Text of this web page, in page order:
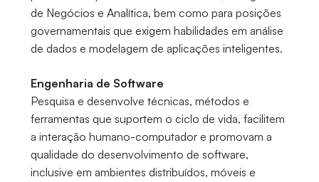
de Negócios e Analítica, bem como para posições
governamentais que exigem habilidades em análise
de dados e modelagem de aplicações inteligentes.
Engenharia de Software
Pesquisa e desenvolve técnicas, métodos e
ferramentas que suportem o ciclo de vida, facilitem
a interação humano-computador e promovam a
qualidade do desenvolvimento de software,
inclusive em ambientes distribuídos, móveis e